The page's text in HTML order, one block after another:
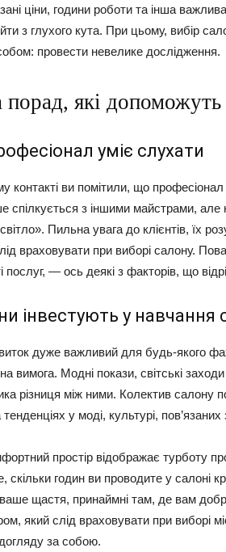
ціни, години роботи та інша
з глухого кута. При цьому, вибір
провести невелике дослідження.
порад, які
уміє слухати
контакті ви помітили, що
спілкується з іншими майстрами,
Пильна увага до клієнтів, їх
враховувати при виборі салону.
послуг, — ось деякі з факторів, що
інвестують у навчання
дуже важливий для будь-якого
вимога. Модні покази, світські
різниця між ними. Колектив салону
тенденціях у моді, культурі,
простір відображає турботу про
скільки годин ви проводите у салоні
щастя, принаймні там, де вам
який слід враховувати при виборі
за собою.